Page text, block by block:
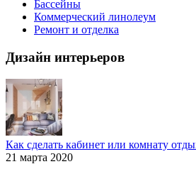
Бассейны
Коммерческий линолеум
Ремонт и отделка
Дизайн интерьеров
Как сделать кабинет или комнату
21 марта 2020